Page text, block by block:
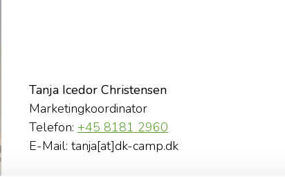
Tanja Icedor Christensen
Marketingkoordinator
Telefon: +45 8181 2960
E-Mail: tanja[at]dk-camp.dk